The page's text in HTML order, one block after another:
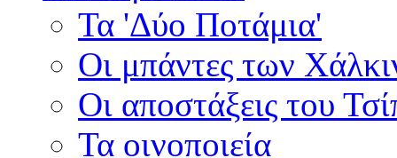
Τα 'Δύο Ποτάμια'
Οι μπάντες των
Οι αποστάξεις του
Τα οινοποιεία